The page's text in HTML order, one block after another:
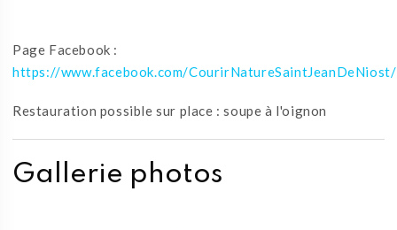
Page Facebook :
https://www.facebook.com/CourirNatureSaintJeanDeNiost/
Restauration possible sur place : soupe à l'oignon
Gallerie photos